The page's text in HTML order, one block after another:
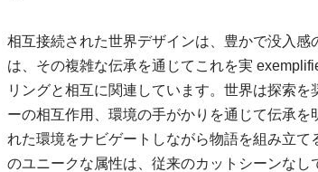
相互接続された世界デザインは、豊かで没入
は、その複雑な伝承を通じてこれを実
リングと相互に関連しています。世界は探索
ーの相互作用、環境の手がかりを通じて伝承
れた環境をナビゲートしながら物語を組み立
のユニークな属性は、従来のカットシーンな